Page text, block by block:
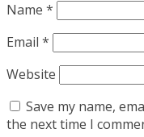
Name *
Email *
Website
Save my name,
the next time I